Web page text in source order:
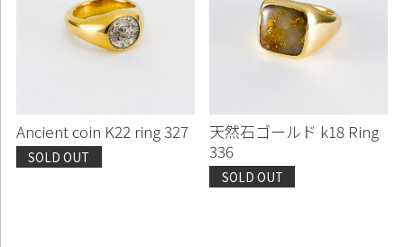
Ancient coin K22 ring 327
SOLD OUT
天然石ゴールド k18 Ring
336
SOLD OUT